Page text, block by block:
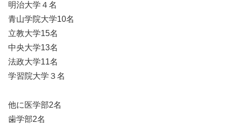
明治大学４名
青山学院大学10名
立教大学15名
中央大学13名
法政大学11名
学習院大学３名
他に医学部2名
歯学部2名